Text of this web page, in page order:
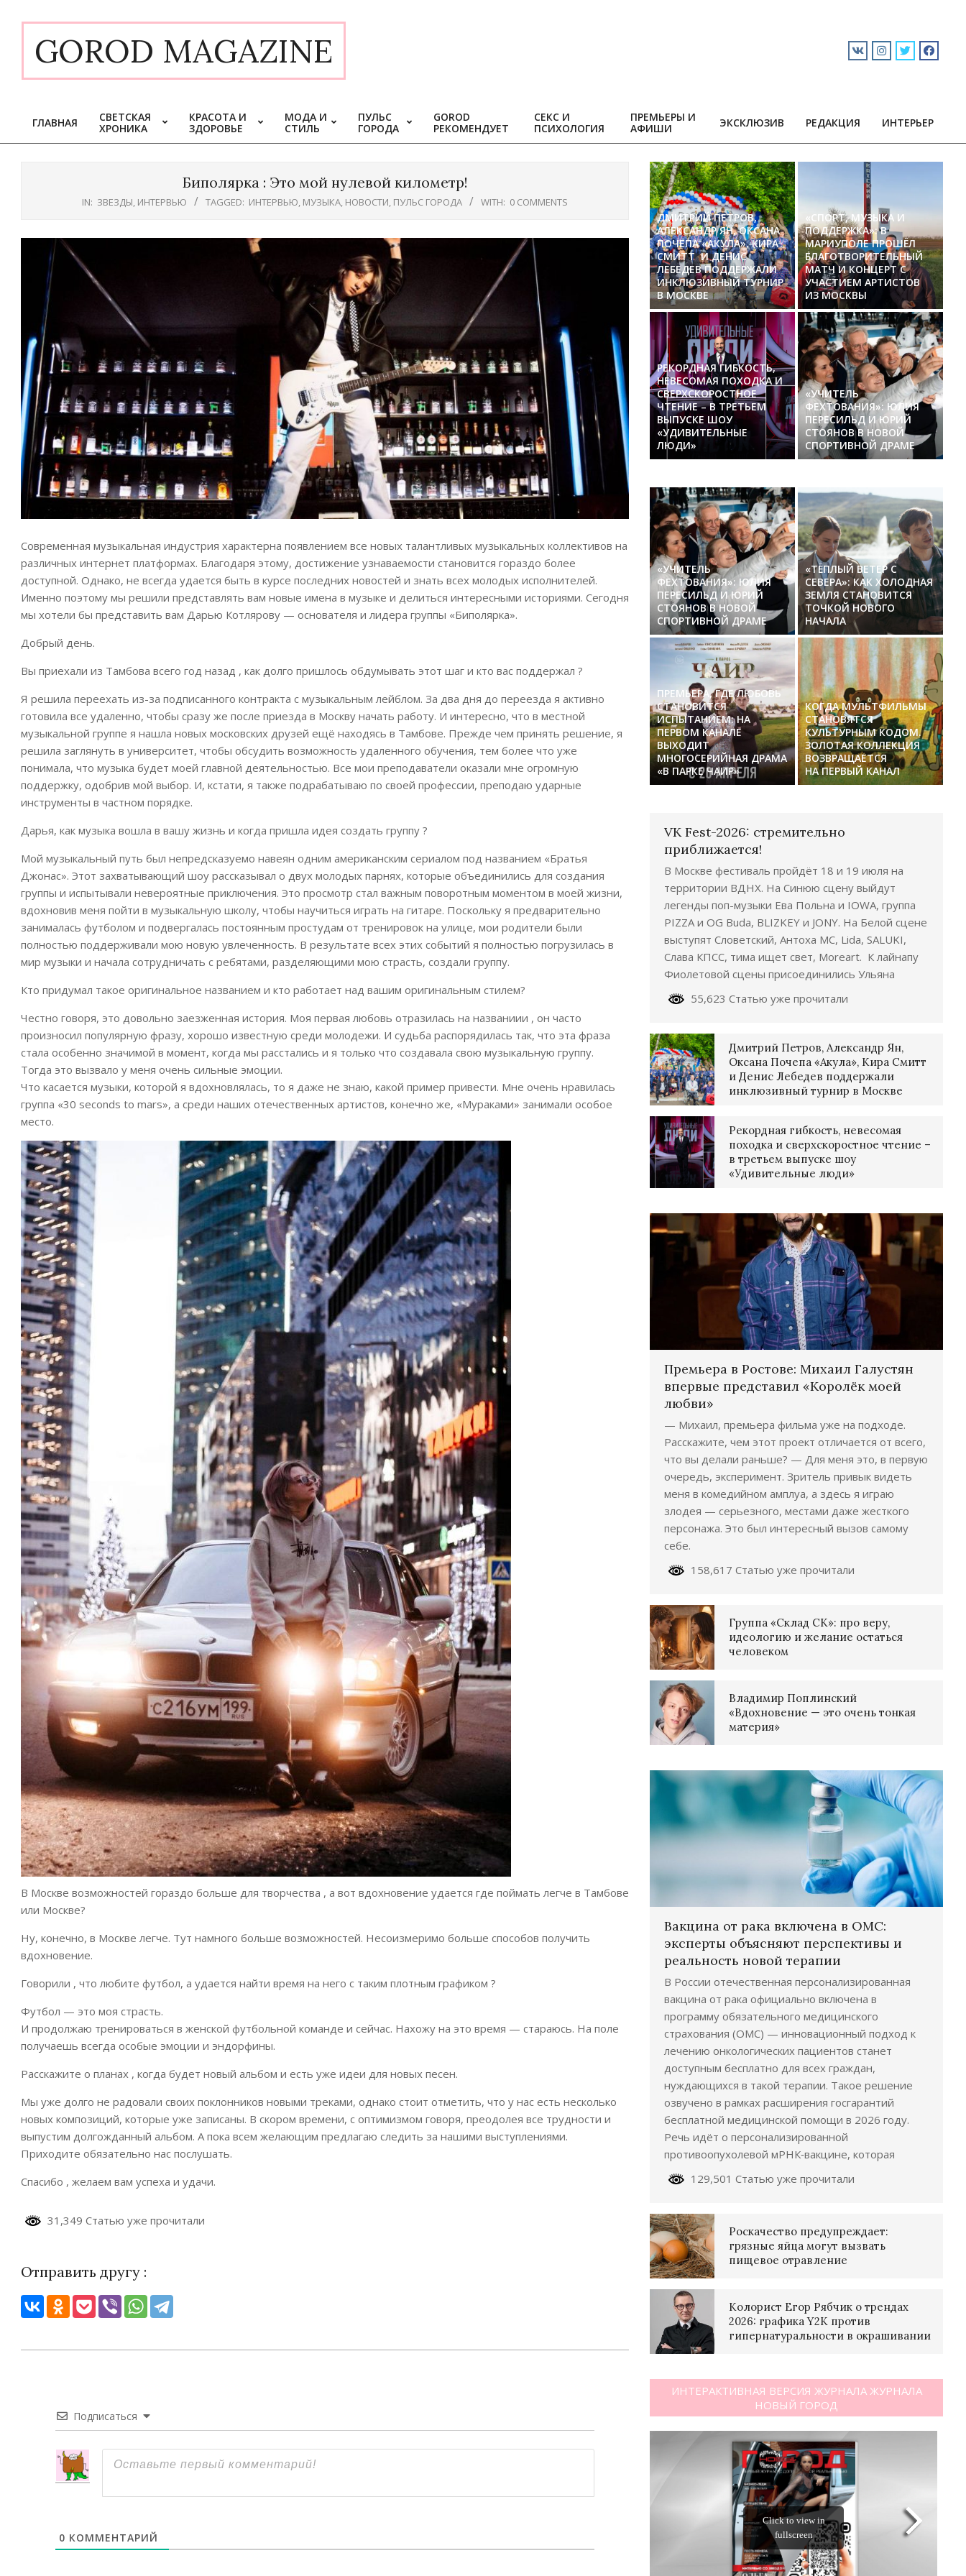
contentGOROD MAGAZINE
Primary
Navigation
ГЛАВНАЯ
СВЕТСКАЯ
ХРОНИКА
КРАСОТА И
ЗДОРОВЬЕ
МОДА И
СТИЛЬ
ПУЛЬС
ГОРОДА
GOROD
РЕКОМЕНДУЕТ
СЕКС И
ПСИХОЛОГИЯ
ПРЕМЬЕРЫ И
АФИШИ
ЭКСКЛЮЗИВ РЕДАКЦИЯ ИНТЕРЬЕР
Биполярка : Это мой нулевой километр!
IN: ЗВЕЗДЫ, ИНТЕРВЬЮ TAGGED: ИНТЕРВЬЮ, МУЗЫКА, НОВОСТИ, ПУЛЬС ГОРОДА WITH: 0 COMMENTS
Современная музыкальная индустрия характерна появлением все новых талантливых музыкальных коллективов на
различных интернет платформах. Благодаря этому, достижение узнаваемости становится гораздо более
доступной. Однако, не всегда удается быть в курсе последних новостей и знать всех молодых исполнителей.
Именно поэтому мы решили представлять вам новые имена в музыке и делиться интересными историями. Сегодня
мы хотели бы представить вам Дарью Котлярову — основателя и лидера группы «Биполярка».
Добрый день.
Вы приехали из Тамбова всего год назад , как долго пришлось обдумывать этот шаг и кто вас поддержал ?
Я решила переехать из-за подписанного контракта с музыкальным лейблом. За два дня до переезда я активно
готовила все удаленно, чтобы сразу же после приезда в Москву начать работу. И интересно, что в местной
музыкальной группе я нашла новых московских друзей ещё находясь в Тамбове. Прежде чем принять решение, я
решила заглянуть в университет, чтобы обсудить возможность удаленного обучения, тем более что уже
понимала, что музыка будет моей главной деятельностью. Все мои преподаватели оказали мне огромную
поддержку, одобрив мой выбор. И, кстати, я также подрабатываю по своей профессии, преподаю ударные
инструменты в частном порядке.
Дарья, как музыка вошла в вашу жизнь и когда пришла идея создать группу ?
Мой музыкальный путь был непредсказуемо навеян одним американским сериалом под названием «Братья
Джонас». Этот захватывающий шоу рассказывал о двух молодых парнях, которые объединились для создания
группы и испытывали невероятные приключения. Это просмотр стал важным поворотным моментом в моей жизни,
вдохновив меня пойти в музыкальную школу, чтобы научиться играть на гитаре. Поскольку я предварительно
занималась футболом и подвергалась постоянным простудам от тренировок на улице, мои родители были
полностью поддерживали мою новую увлеченность. В результате всех этих событий я полностью погрузилась в
мир музыки и начала сотрудничать с ребятами, разделяющими мою страсть, создали группу.
Кто придумал такое оригинальное названием и кто работает над вашим оригинальным стилем?
Честно говоря, это довольно заезженная история. Моя первая любовь отразилась на названиии , он часто
произносил популярную фразу, хорошо известную среди молодежи. И судьба распорядилась так, что эта фраза
стала особенно значимой в момент, когда мы расстались и я только что создавала свою музыкальную группу.
Тогда это вызвало у меня очень сильные эмоции.
Что касается музыки, которой я вдохновлялась, то я даже не знаю, какой пример привести. Мне очень нравилась
группа «30 seconds to mars», а среди наших отечественных артистов, конечно же, «Мураками» занимали особое
место.
В Москве возможностей гораздо больше для творчества , а вот вдохновение удается где поймать легче в Тамбове
или Москве?
Ну, конечно, в Москве легче. Тут намного больше возможностей. Несоизмеримо больше способов получить
вдохновение.
Говорили , что любите футбол, а удается найти время на него с таким плотным графиком ?
Футбол — это моя страсть.
И продолжаю тренироваться в женской футбольной команде и сейчас. Нахожу на это время — стараюсь. На поле
получаешь всегда особые эмоции и эндорфины.
Расскажите о планах , когда будет новый альбом и есть уже идеи для новых песен.
Мы уже долго не радовали своих поклонников новыми треками, однако стоит отметить, что у нас есть несколько
новых композиций, которые уже записаны. В скором времени, с оптимизмом говоря, преодолея все трудности и
выпустим долгожданный альбом. А пока всем желающим предлагаю следить за нашими выступлениями.
Приходите обязательно нас послушать.
Спасибо , желаем вам успеха и удачи.
31,349 Статью уже прочитали
Отправить другу :
Подписаться
0 КОММЕНТАРИЙ
ДМИТРИЙ ПЕТРОВ,
АЛЕКСАНДР ЯН, ОКСАНА
ПОЧЕПА «АКУЛА», КИРА
СМИТТ И ДЕНИС
ЛЕБЕДЕВ ПОДДЕРЖАЛИ
ИНКЛЮЗИВНЫЙ ТУРНИР
В МОСКВЕ
«СПОРТ, МУЗЫКА И
ПОДДЕРЖКА»: В
МАРИУПОЛЕ ПРОШЁЛ
БЛАГОТВОРИТЕЛЬНЫЙ
МАТЧ И КОНЦЕРТ С
УЧАСТИЕМ АРТИСТОВ
ИЗ МОСКВЫ
РЕКОРДНАЯ ГИБКОСТЬ,
НЕВЕСОМАЯ ПОХОДКА И
СВЕРХСКОРОСТНОЕ
ЧТЕНИЕ – В ТРЕТЬЕМ
ВЫПУСКЕ ШОУ
«УДИВИТЕЛЬНЫЕ
ЛЮДИ»
«УЧИТЕЛЬ
ФЕХТОВАНИЯ»: ЮЛИЯ
ПЕРЕСИЛЬД И ЮРИЙ
СТОЯНОВ В НОВОЙ
СПОРТИВНОЙ ДРАМЕ
«УЧИТЕЛЬ
ФЕХТОВАНИЯ»: ЮЛИЯ
ПЕРЕСИЛЬД И ЮРИЙ
СТОЯНОВ В НОВОЙ
СПОРТИВНОЙ ДРАМЕ
«ТЁПЛЫЙ ВЕТЕР С
СЕВЕРА»: КАК ХОЛОДНАЯ
ЗЕМЛЯ СТАНОВИТСЯ
ТОЧКОЙ НОВОГО
НАЧАЛА
ПРЕМЬЕРА, ГДЕ ЛЮБОВЬ
СТАНОВИТСЯ
ИСПЫТАНИЕМ: НА
ПЕРВОМ КАНАЛЕ
ВЫХОДИТ
МНОГОСЕРИЙНАЯ ДРАМА
«В ПАРКЕ ЧАИР»
КОГДА МУЛЬТФИЛЬМЫ
СТАНОВЯТСЯ
КУЛЬТУРНЫМ КОДОМ.
ЗОЛОТАЯ КОЛЛЕКЦИЯ
ВОЗВРАЩАЕТСЯ
НА ПЕРВЫЙ КАНАЛ
VK Fest-2026: стремительно
приближается!
В Москве фестиваль пройдёт 18 и 19 июля на
территории ВДНХ. На Синюю сцену выйдут
легенды поп-музыки Ева Польна и IOWA, группа
PIZZA и OG Buda, BLIZKEY и JONY. На Белой сцене
выступят Словетский, Антоха МС, Lida, SALUKI,
Слава КПСС, тима ищет свет, Moreart. К лайнапу
Фиолетовой сцены присоединились Ульяна
55,623 Статью уже прочитали
Дмитрий Петров, Александр Ян,
Оксана Почепа «Акула», Кира Смитт
и Денис Лебедев поддержали
инклюзивный турнир в Москве
Рекордная гибкость, невесомая
походка и сверхскоростное чтение –
в третьем выпуске шоу
«Удивительные люди»
Премьера в Ростове: Михаил Галустян
впервые представил «Королёк моей
любви»
— Михаил, премьера фильма уже на подходе.
Расскажите, чем этот проект отличается от всего,
что вы делали раньше? — Для меня это, в первую
очередь, эксперимент. Зритель привык видеть
меня в комедийном амплуа, а здесь я играю
злодея — серьезного, местами даже жесткого
персонажа. Это был интересный вызов самому
себе.
158,617 Статью уже прочитали
Группа «Склад СК»: про веру,
идеологию и желание остаться
человеком
Владимир Поплинский
«Вдохновение — это очень тонкая
материя»
Вакцина от рака включена в ОМС:
эксперты объясняют перспективы и
реальность новой терапии
В России отечественная персонализированная
вакцина от рака официально включена в
программу обязательного медицинского
страхования (ОМС) — инновационный подход к
лечению онкологических пациентов станет
доступным бесплатно для всех граждан,
нуждающихся в такой терапии. Такое решение
озвучено в рамках расширения госгарантий
бесплатной медицинской помощи в 2026 году.
Речь идёт о персонализированной
противоопухолевой мРНК‑вакцине, которая
129,501 Статью уже прочитали
Роскачество предупреждает:
грязные яйца могут вызвать
пищевое отравление
Колорист Егор Рябчик о трендах
2026: графика Y2K против
гипернатуральности в окрашивании
ИНТЕРАКТИВНАЯ ВЕРСИЯ ЖУРНАЛА ЖУРНАЛА
НОВЫЙ ГОРОД